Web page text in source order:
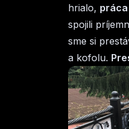
hrialo,
spojili
sme si
a kofolu.